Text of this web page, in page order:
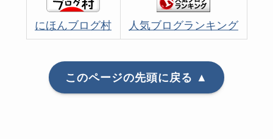
にほんブログ村 人気ブログランキング
このページの先頭に戻る ▲